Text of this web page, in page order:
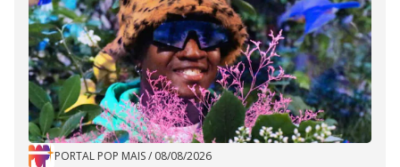
PORTAL POP MAIS/ 08/08/2026